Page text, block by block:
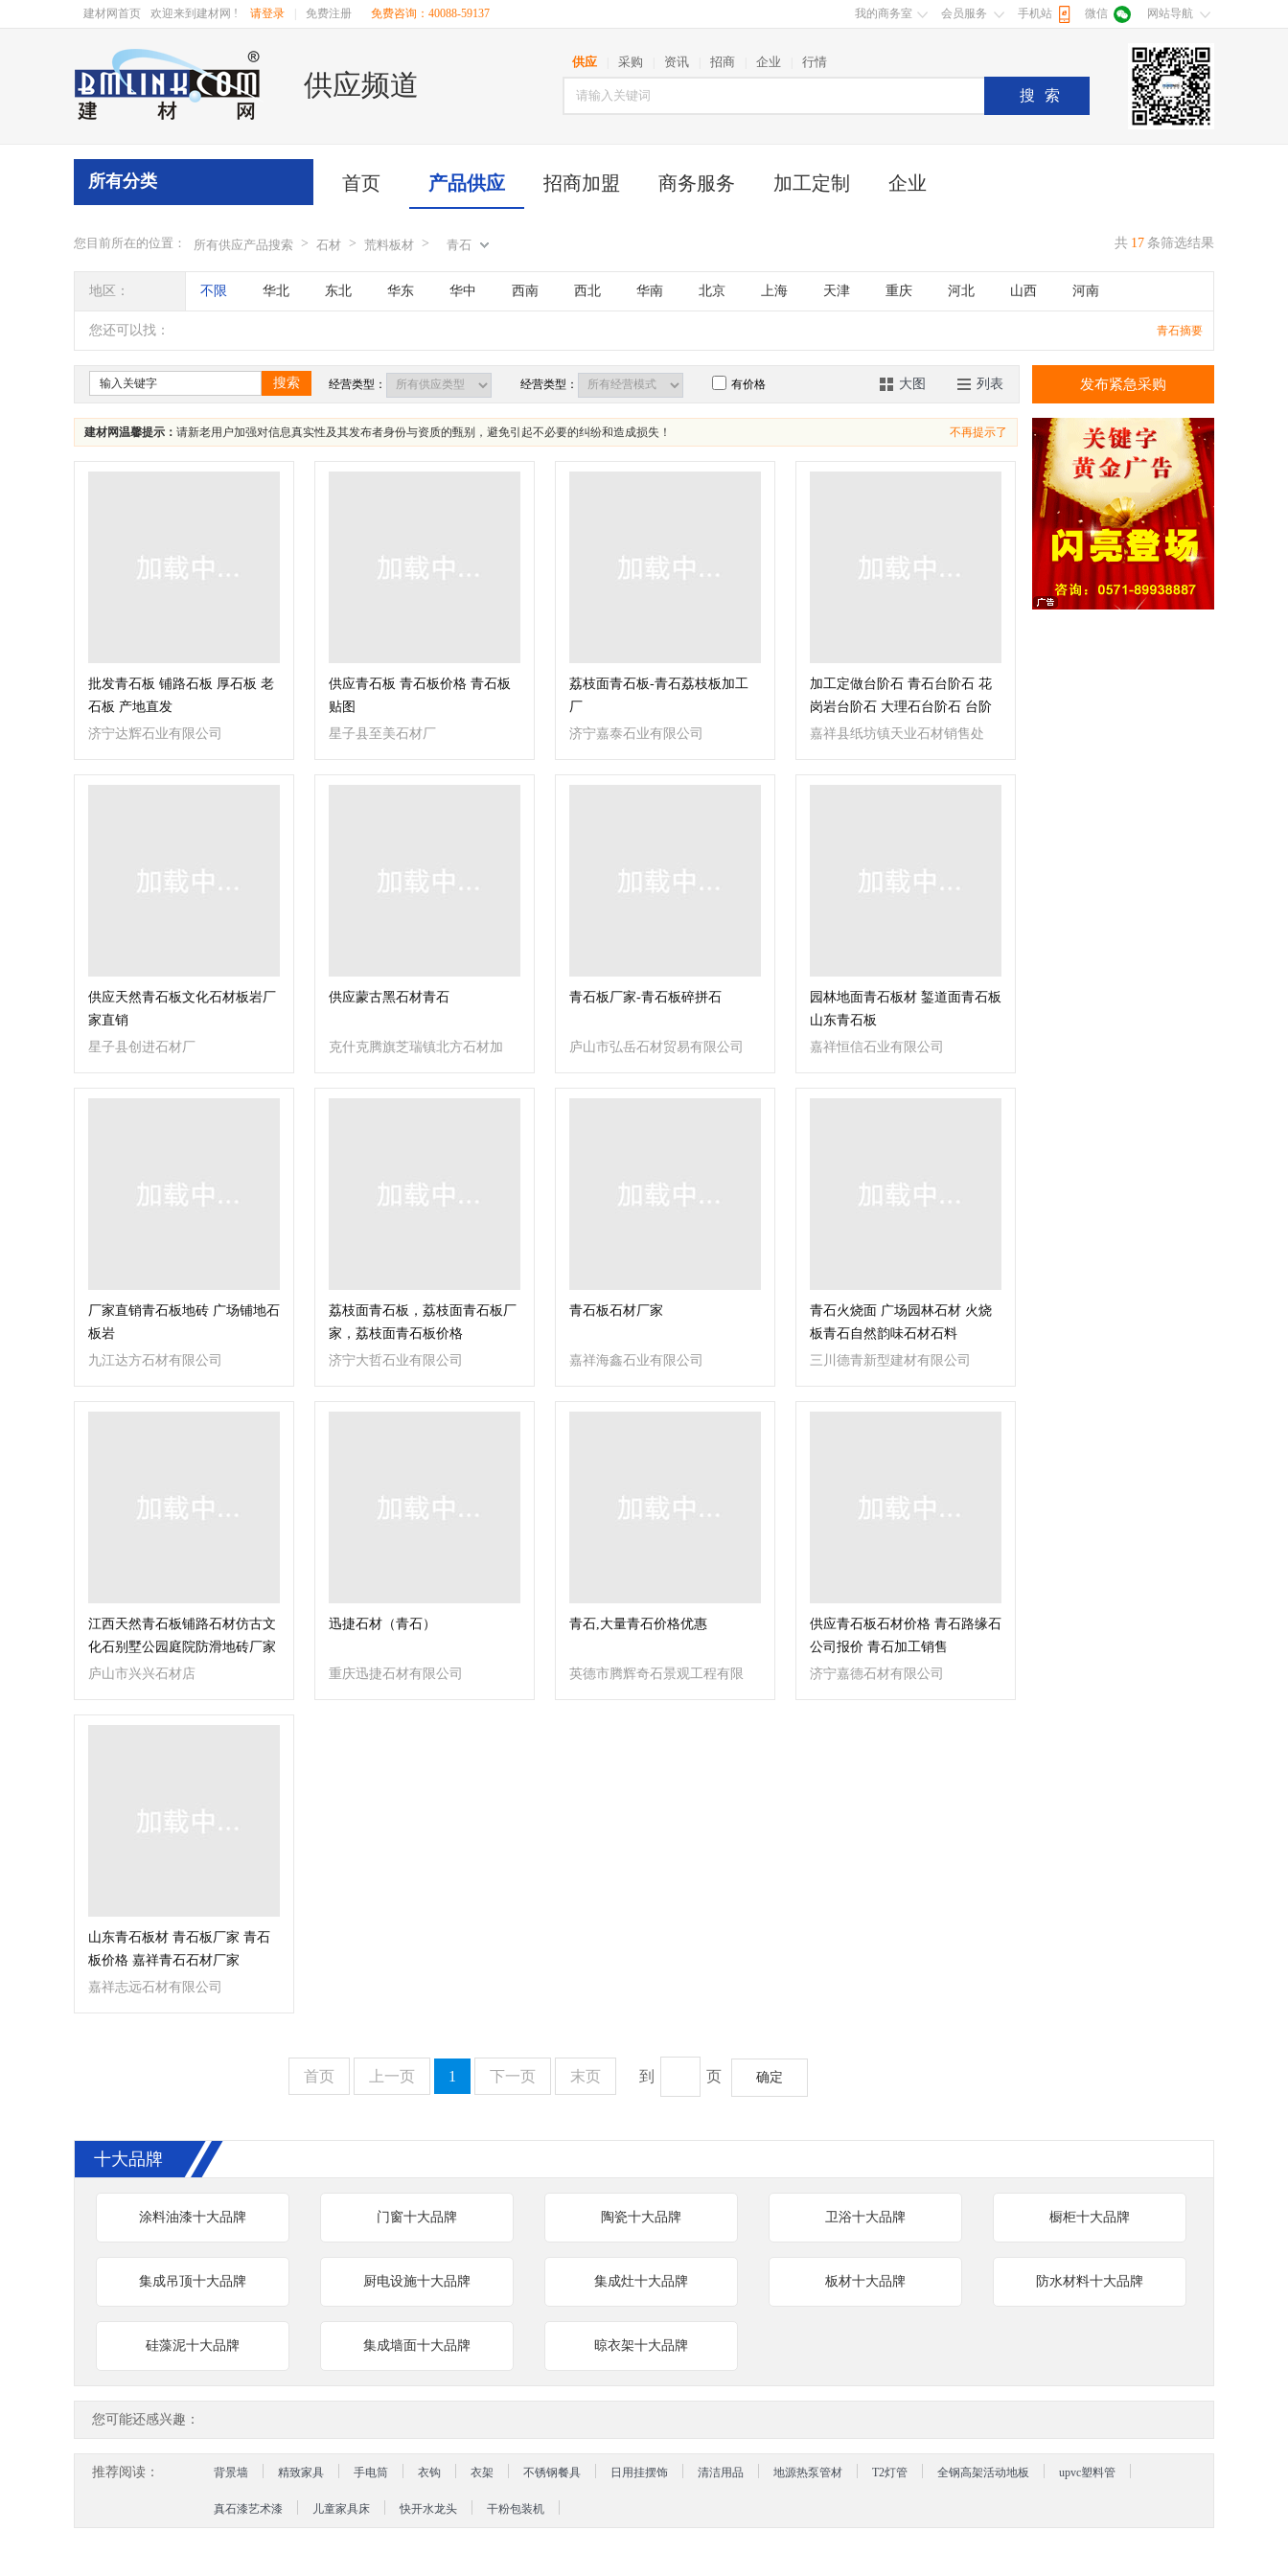
建材网首页 欢迎来到建材网 ! 请登录 免费注册 免费咨询：40088-59137 我的商务室 会员服务 手机站 微信 网站导航
供应频道
供应 采购 资讯 招商 企业 行情
搜索
首页 产品供应 招商加盟 商务服务 加工定制 企业
所有分类
您目前所在的位置： 所有供应产品搜索 > 石材 > 荒料板材 > 青石 共 17 条筛选结果
地区： 不限 华北 东北 华东 华中 西南 西北 华南 北京 上海 天津 重庆 河北 山西 河南
四川 海南 贵州 云南 西藏 陕西 甘肃 青海 宁夏 新疆 台湾 香港 澳门
您还可以找： 青石摘要
搜索 经营类型： 经营类型： 有价格 大图 列表
建材网温馨提示： 请新老用户加强对信息真实性及其发布者身份与资质的甄别，避免引起不必要的纠纷和造成损失！ 不再提示了
批发青石板 铺路石板 厚石板 老
石板 产地直发
济宁达辉石业有限公司
供应青石板 青石板价格 青石板
贴图
星子县至美石材厂
荔枝面青石板-青石荔枝板加工
厂
济宁嘉泰石业有限公司
加工定做台阶石 青石台阶石 花
岗岩台阶石 大理石台阶石 台阶
板
嘉祥县纸坊镇天业石材销售处
供应天然青石板文化石材板岩厂
家直销
星子县创进石材厂
供应蒙古黑石材青石
克什克腾旗芝瑞镇北方石材加
工厂
青石板厂家-青石板碎拼石
庐山市弘岳石材贸易有限公司
园林地面青石板材 錾道面青石板
山东青石板
嘉祥恒信石业有限公司
厂家直销青石板地砖 广场铺地石
板岩
九江达方石材有限公司
荔枝面青石板，荔枝面青石板厂
家，荔枝面青石板价格
济宁大哲石业有限公司
青石板石材厂家
嘉祥海鑫石业有限公司
青石火烧面 广场园林石材 火烧
板青石自然韵味石材石料
三川德青新型建材有限公司
江西天然青石板铺路石材仿古文
化石别墅公园庭院防滑地砖厂家
成批出售
庐山市兴兴石材店
迅捷石材（青石）
重庆迅捷石材有限公司
青石,大量青石价格优惠
英德市腾辉奇石景观工程有限
公司
供应青石板石材价格 青石路缘石
公司报价 青石加工销售
济宁嘉德石材有限公司
山东青石板材 青石板厂家 青石
板价格 嘉祥青石石材厂家
嘉祥志远石材有限公司
首页 上一页 1 下一页 末页 到 页 确定
发布紧急采购
十大品牌
涂料油漆十大品牌 门窗十大品牌 陶瓷十大品牌 卫浴十大品牌 橱柜十大品牌
集成吊顶十大品牌 厨电设施十大品牌 集成灶十大品牌 板材十大品牌 防水材料十大品牌
硅藻泥十大品牌 集成墙面十大品牌 晾衣架十大品牌
您可能还感兴趣：
推荐阅读： 背景墙 精致家具 手电筒 衣钩 衣架 不锈钢餐具 日用挂摆饰 清洁用品 地源热泵管材 T2灯管 全钢高架活动地板 upvc塑料管
真石漆艺术漆 儿童家具床 快开水龙头 干粉包装机